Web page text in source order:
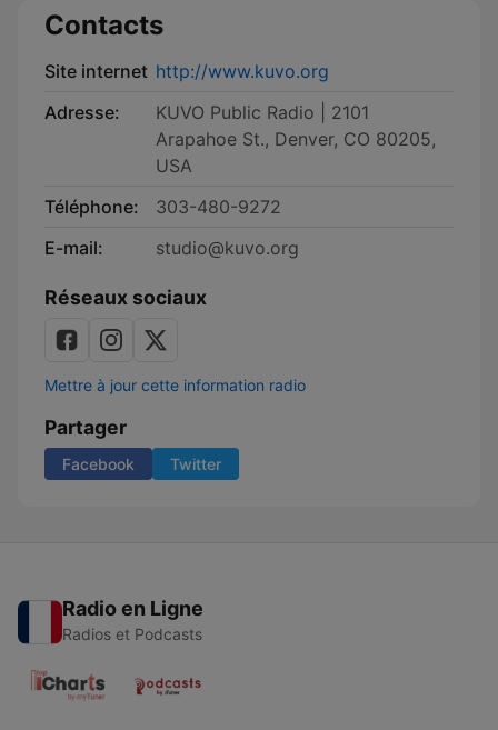
Contacts
Site internet http://www.kuvo.org
Adresse:
KUVO Public Radio | 2101
Arapahoe St., Denver, CO 80205,
USA
Téléphone:
303-480-9272
E-mail:
studio@kuvo.org
Réseaux sociaux
Mettre à jour cette information radio
Partager
Facebook Twitter
Radio en Ligne
Radios et Podcasts